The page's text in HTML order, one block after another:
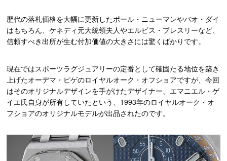
歴代の落札価格を大幅に更新したポール・ニューマンやバオ・ダイ
はもちろん、ケネディ元大統領夫人やエルビス・プレスリーなど、
信頼すべき出所が生む付加価値の大きさには驚くばかりです。
現在ではスポーツラグジュアリーの定番として確固たる地位を築き
上げたオーデマ・ピゲのロイヤルオーク・オフショアですが、今回
はそのオリジナルデザインを手がけたデザイナー、エマニエル・ゲ
イエ氏自身が所有していたという、1993年のロイヤルオーク・オ
フショアのオリジナルモデルが出品されたのです。